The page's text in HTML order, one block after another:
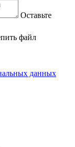
Оставьте
файл
данных